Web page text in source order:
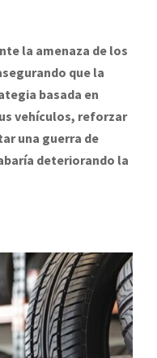
la amenaza de los
que la
basada en
vehículos, reforzar
una guerra de
deteriorando la